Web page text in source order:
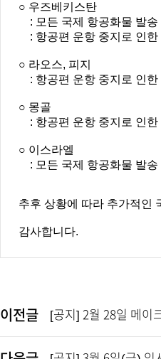
○ 우즈베키스탄
: 모든 국제 항공화물 발송
: 항공편 운항 중지로 인한
○ 라오스, 피지
: 항공편 운항 중지로 인한
○ 몽골
: 항공편 운항 중지로 인한
○ 이스라엘
: 모든 국제 항공화물 발송
추후 상황에 따라 추가적인
감사합니다.
이전글 [공지] 2월 28일 메이